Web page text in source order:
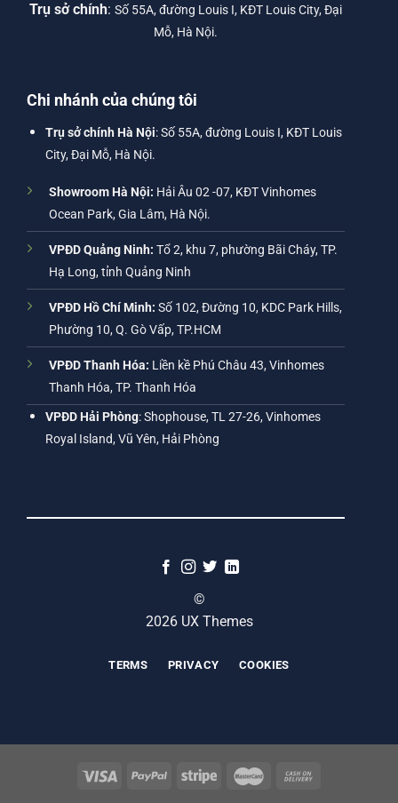
Trụ sở chính: Số 55A, đường Louis I, KĐT Louis City, Đại
Mỗ, Hà Nội.
Chi nhánh của chúng tôi
Trụ sở chính Hà Nội: Số 55A, đường Louis I, KĐT Louis
City, Đại Mỗ, Hà Nội.
Showroom Hà Nội: Hải Âu 02 -07, KĐT Vinhomes
Ocean Park, Gia Lâm, Hà Nội.
VPĐD Quảng Ninh: Tổ 2, khu 7, phường Bãi Cháy, TP.
Hạ Long, tỉnh Quảng Ninh
VPĐD Hồ Chí Minh: Số 102, Đường 10, KDC Park Hills,
Phường 10, Q. Gò Vấp, TP.HCM
VPĐD Thanh Hóa: Liền kề Phú Châu 43, Vinhomes
Thanh Hóa, TP. Thanh Hóa
VPĐD Hải Phòng: Shophouse, TL 27-26, Vinhomes
Royal Island, Vũ Yên, Hải Phòng
©
2026 UX Themes
TERMS PRIVACY COOKIES